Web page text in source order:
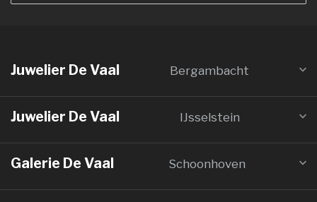
Juwelier De Vaal Bergambacht
Juwelier De Vaal IJsselstein
Galerie De Vaal Schoonhoven